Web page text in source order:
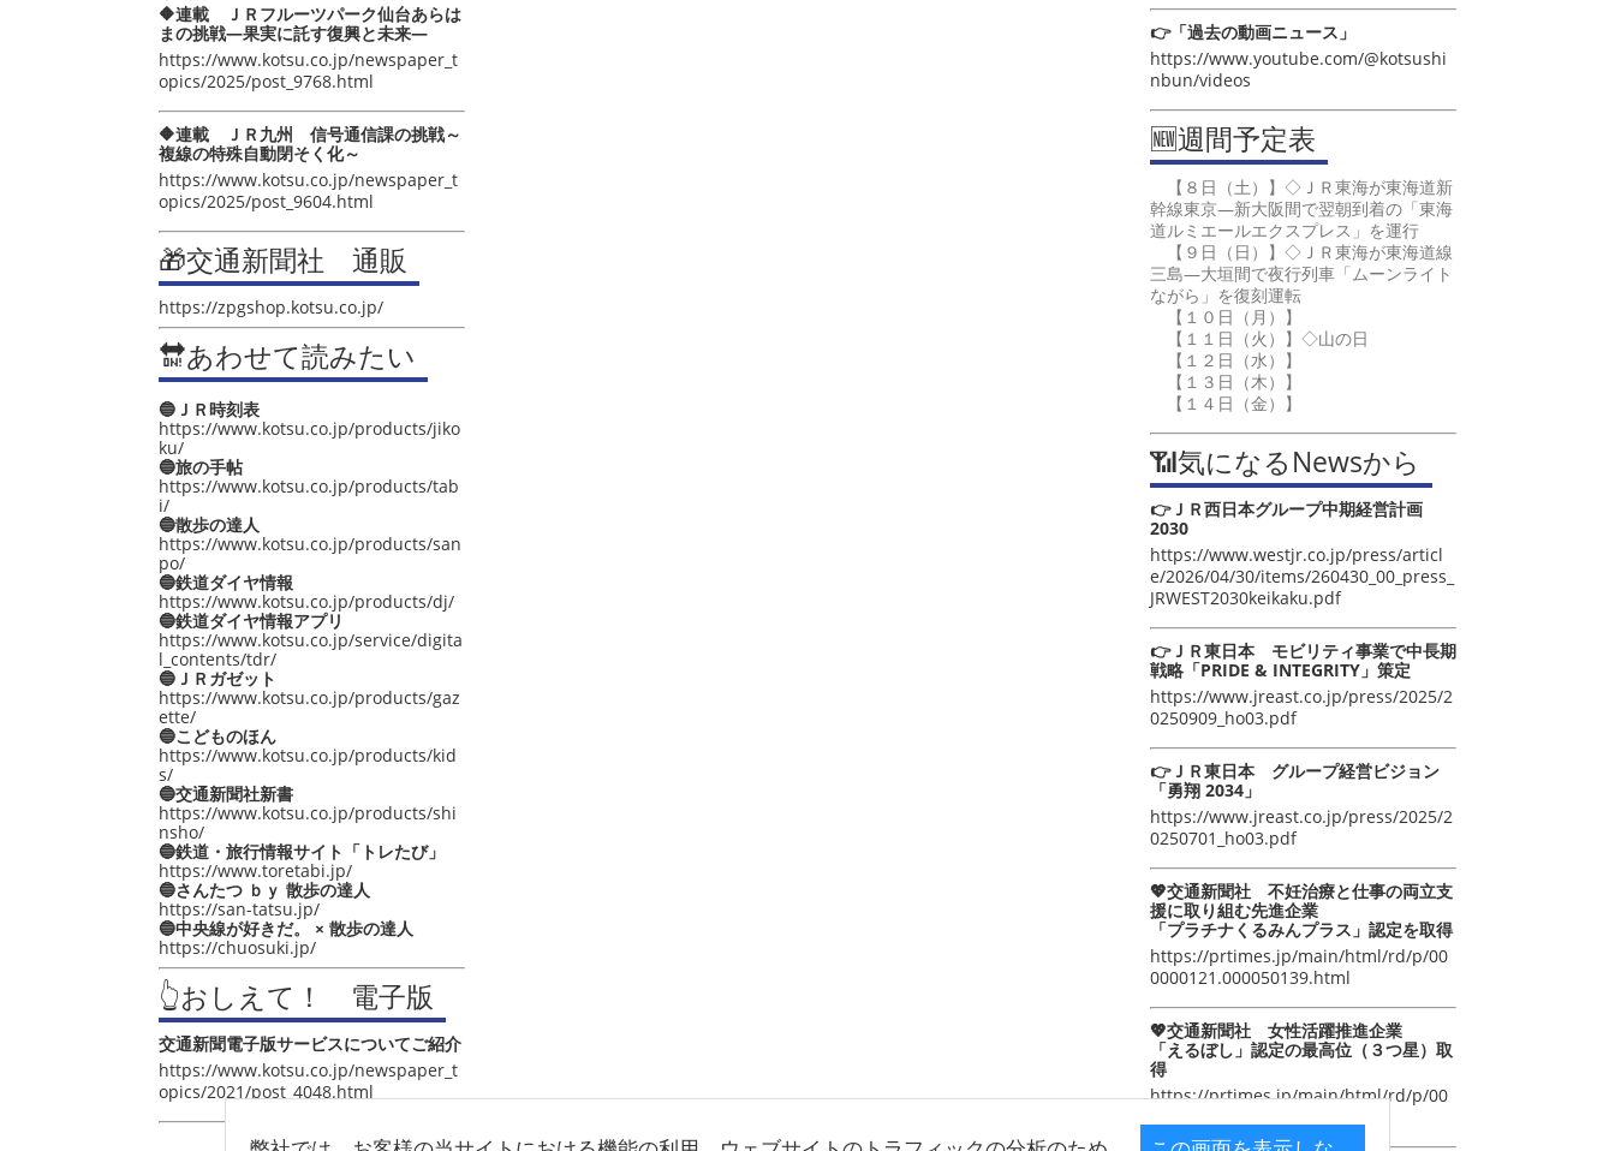
🔶連載 ＪＲフルーツパーク仙台あらは
まの挑戦―果実に託す復興と未来―
https://www.kotsu.co.jp/newspaper_t
opics/2025/post_9768.html
🔶連載 ＪＲ九州 信号通信課の挑戦～
複線の特殊自動閉そく化～
https://www.kotsu.co.jp/newspaper_t
opics/2025/post_9604.html
🎁交通新聞社 通販
https://zpgshop.kotsu.co.jp/
🔛あわせて読みたい
🔵ＪＲ時刻表
https://www.kotsu.co.jp/products/jiko
ku/
🔵旅の手帖
https://www.kotsu.co.jp/products/tab
i/
🔵散歩の達人
https://www.kotsu.co.jp/products/san
po/
🔵鉄道ダイヤ情報
https://www.kotsu.co.jp/products/dj/
🔵鉄道ダイヤ情報アプリ
https://www.kotsu.co.jp/service/digita
l_contents/tdr/
🔵ＪＲガゼット
https://www.kotsu.co.jp/products/gaz
ette/
🔵こどものほん
https://www.kotsu.co.jp/products/kid
s/
🔵交通新聞社新書
https://www.kotsu.co.jp/products/shi
nsho/
🔵鉄道・旅行情報サイト「トレたび」
https://www.toretabi.jp/
🔵さんたつ ｂｙ 散歩の達人
https://san-tatsu.jp/
🔵中央線が好きだ。 × 散歩の達人
https://chuosuki.jp/
👆おしえて！ 電子版
交通新聞電子版サービスについてご紹介
https://www.kotsu.co.jp/newspaper_t
opics/2021/post_4048.html
👉「過去の動画ニュース」
https://www.youtube.com/@kotsushi
nbun/videos
🆕週間予定表
【８日（土）】◇ＪＲ東海が東海道新
幹線東京―新大阪間で翌朝到着の「東海
道ルミエールエクスプレス」を運行
【９日（日）】◇ＪＲ東海が東海道線
三島―大垣間で夜行列車「ムーンライト
ながら」を復刻運転
【１０日（月）】
【１１日（火）】◇山の日
【１２日（水）】
【１３日（木）】
【１４日（金）】
📶気になるNewsから
👉ＪＲ西日本グループ中期経営計画
2030
https://www.westjr.co.jp/press/articl
e/2026/04/30/items/260430_00_press_
JRWEST2030keikaku.pdf
👉ＪＲ東日本 モビリティ事業で中長期
戦略「PRIDE & INTEGRITY」策定
https://www.jreast.co.jp/press/2025/2
0250909_ho03.pdf
👉ＪＲ東日本 グループ経営ビジョン
「勇翔 2034」
https://www.jreast.co.jp/press/2025/2
0250701_ho03.pdf
💖交通新聞社 不妊治療と仕事の両立支
援に取り組む先進企業
「プラチナくるみんプラス」認定を取得
https://prtimes.jp/main/html/rd/p/00
0000121.000050139.html
💖交通新聞社 女性活躍推進企業
「えるぼし」認定の最高位（３つ星）取
得
https://prtimes.jp/main/html/rd/p/00